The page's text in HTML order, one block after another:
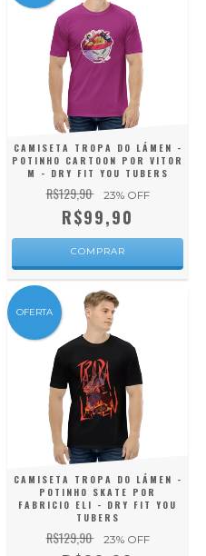
CAMISETA TROPA DO LÁMEN -
POTINHO CARTOON POR VITOR
M - DRY FIT YOU TUBERS
R$129,90 23% OFF
R$99,90
COMPRAR
OFERTA
CAMISETA TROPA DO LÁMEN -
POTINHO SKATE POR
FABRICIO ELI - DRY FIT YOU
TUBERS
R$129,90 23% OFF